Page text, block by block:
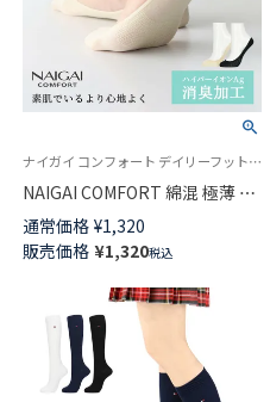
ナイガイ コンフォート デイリーフットケア 綿混素材 薄手 カバーソックス 素足でいるより気持ち良い
NAIGAI COMFORT 綿混 極薄 ハ
イパーイオン銀（Ag） 消臭加工
浅履きフットカバー 足底メッシ
ュ かかとすべり止め付 レディ
ース 03070215
通常価格 ¥1,320
販売価格 ¥1,320税込